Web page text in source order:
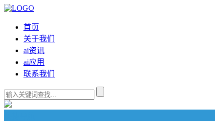
首页
关于我们
ai资讯
ai应用
联系我们